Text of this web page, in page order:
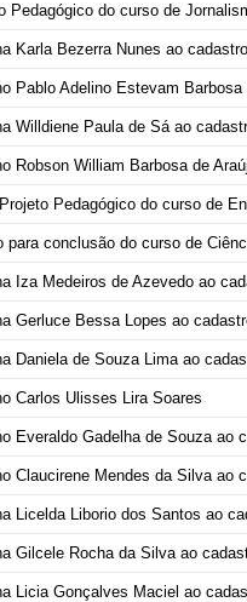
Pedagógico do curso de
Karla Bezerra Nunes ao
Pablo Adelino Estevam
Willdiene Paula de Sá ao
Robson William Barbosa de
Pedagógico do curso de
para conclusão do curso de
Iza Medeiros de Azevedo ao
Gerluce Bessa Lopes ao
Daniela de Souza Lima ao
Carlos Ulisses Lira Soares
Everaldo Gadelha de Souza ao
Claucirene Mendes da Silva ao
Licelda Liborio dos Santos ao
Gilcele Rocha da Silva ao
Licia Gonçalves Maciel ao